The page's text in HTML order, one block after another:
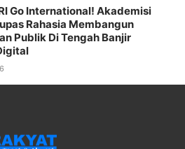
Go International! Akademisi
Rahasia Membangun
Publik Di Tengah Banjir